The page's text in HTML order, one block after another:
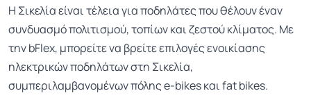
Η Σικελία είναι τέλεια για ποδηλάτες που θέλουν έναν
συνδυασμό πολιτισμού, τοπίων και ζεστού κλίματος. Με
την bFlex, μπορείτε να βρείτε επιλογές ενοικίασης
ηλεκτρικών ποδηλάτων στη Σικελία,
συμπεριλαμβανομένων πόλης e-bikes και fat bikes.